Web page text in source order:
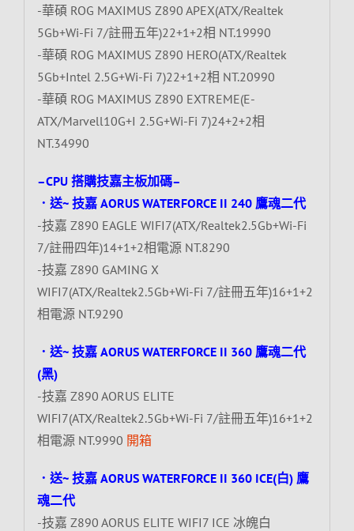
-華碩 ROG MAXIMUS Z890 APEX(ATX/Realtek
5Gb+Wi-Fi 7/註冊五年)22+1+2相 NT.19990
-華碩 ROG MAXIMUS Z890 HERO(ATX/Realtek
5Gb+Intel 2.5G+Wi-Fi 7)22+1+2相 NT.20990
-華碩 ROG MAXIMUS Z890 EXTREME(E-
ATX/Marvell10G+I 2.5G+Wi-Fi 7)24+2+2相
NT.34990
–CPU 搭購技嘉主板加碼–
．送~ 技嘉 AORUS WATERFORCE II 240 鷹魂二代
-技嘉 Z890 EAGLE WIFI7(ATX/Realtek2.5Gb+Wi-Fi
7/註冊四年)14+1+2相電源 NT.8290
-技嘉 Z890 GAMING X
WIFI7(ATX/Realtek2.5Gb+Wi-Fi 7/註冊五年)16+1+2
相電源 NT.9290
．送~ 技嘉 AORUS WATERFORCE II 360 鷹魂二代
(黑)
-技嘉 Z890 AORUS ELITE
WIFI7(ATX/Realtek2.5Gb+Wi-Fi 7/註冊五年)16+1+2
相電源 NT.9990 開箱
．送~ 技嘉 AORUS WATERFORCE II 360 ICE(白) 鷹
魂二代
-技嘉 Z890 AORUS ELITE WIFI7 ICE 冰魄白